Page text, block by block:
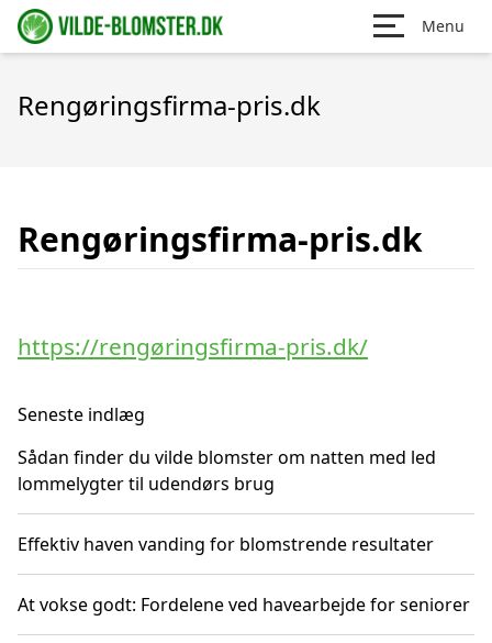
Menu
Rengøringsfirma-pris.dk
Rengøringsfirma-pris.dk
https://rengøringsfirma-pris.dk/
Seneste indlæg
Sådan finder du vilde blomster om natten med led
lommelygter til udendørs brug
Effektiv haven vanding for blomstrende resultater
At vokse godt: Fordelene ved havearbejde for seniorer